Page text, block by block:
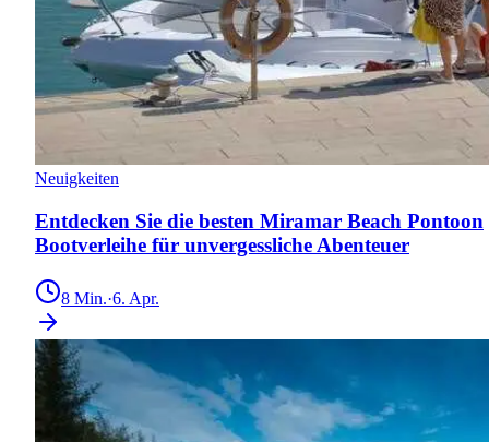
Neuigkeiten
Entdecken Sie die besten Miramar Beach Pontoon
Bootverleihe für unvergessliche Abenteuer
8 Min.·6. Apr.